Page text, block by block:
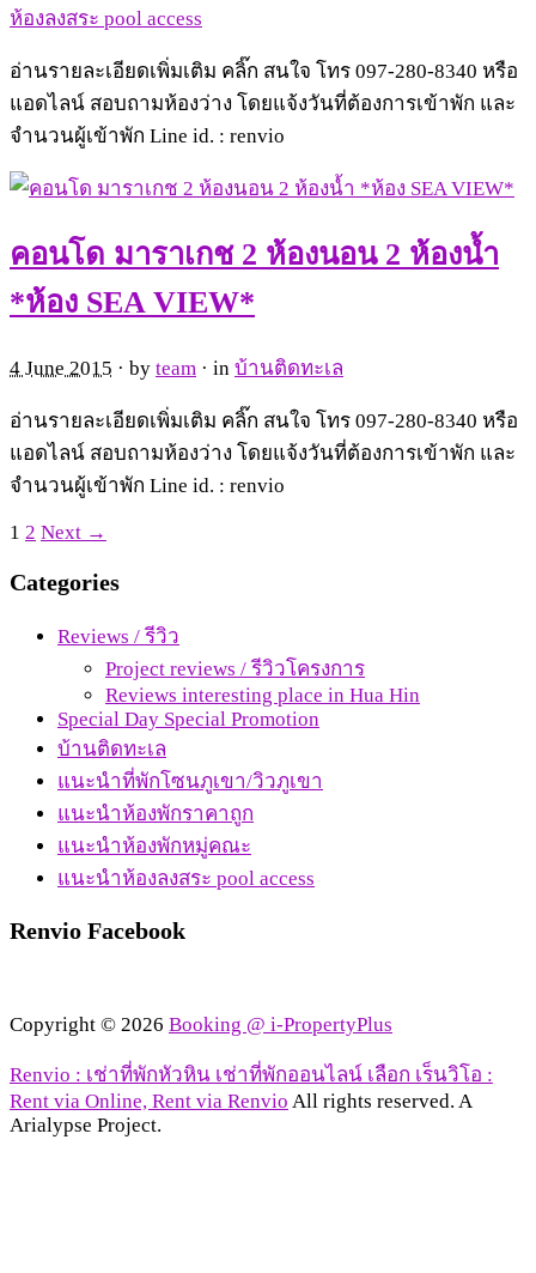
ห้องลงสระ pool access
อ่านรายละเอียดเพิ่มเติม คลิ๊ก สนใจ โทร 097-280-8340 หรือ
แอดไลน์ สอบถามห้องว่าง โดยแจ้งวันที่ต้องการเข้าพัก และ
จำนวนผู้เข้าพัก Line id. : renvio
คอนโด มาราเกช 2 ห้องนอน 2 ห้องน้ำ
*ห้อง SEA VIEW*
4 June 2015 · by team · in บ้านติดทะเล
อ่านรายละเอียดเพิ่มเติม คลิ๊ก สนใจ โทร 097-280-8340 หรือ
แอดไลน์ สอบถามห้องว่าง โดยแจ้งวันที่ต้องการเข้าพัก และ
จำนวนผู้เข้าพัก Line id. : renvio
1 2 Next →
Categories
Reviews / รีวิว
Project reviews / รีวิวโครงการ
Reviews interesting place in Hua Hin
Special Day Special Promotion
บ้านติดทะเล
แนะนำที่พักโซนภูเขา/วิวภูเขา
แนะนำห้องพักราคาถูก
แนะนำห้องพักหมู่คณะ
แนะนำห้องลงสระ pool access
Renvio Facebook
Copyright © 2026 Booking @ i-PropertyPlus
Renvio : เช่าที่พักหัวหิน เช่าที่พักออนไลน์ เลือก เร็นวิโอ :
Rent via Online, Rent via Renvio All rights reserved. A
Arialypse Project.